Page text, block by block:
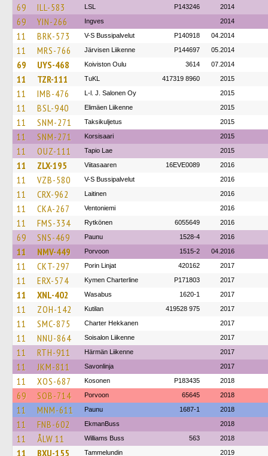
69 ILL-583 LSL P143246 2014
69 YIN-266 Ingves 2014
11 BRK-573 V-S Bussipalvelut P140918 04.2014
11 MRS-766 Järvisen Liikenne P144697 05.2014
69 UYS-468 Koiviston Oulu 3614 07.2014
11 TZR-111 TuKL 417319 8960 2015
11 IMB-476 L-l. J. Salonen Oy 2015
11 BSL-940 Elimäen Liikenne 2015
11 SNM-271 Taksikuljetus 2015
11 SNM-271 Korsisaari 2015
11 OUZ-111 Tapio Lae 2015
11 ZLX-195 Viitasaaren 16EVE0089 2016
11 VZB-580 V-S Bussipalvelut 2016
11 CRX-962 Laitinen 2016
11 CKA-267 Ventoniemi 2016
11 FMS-334 Rytkönen 6055649 2016
69 SNS-469 Paunu 1528-4 2016
11 NMV-449 Porvoon 1515-2 04.2016
11 CKT-297 Porin Linjat 420162 2017
11 ERX-574 Kymen Charterline P171803 2017
11 XNL-402 Wasabus 1620-1 2017
11 ZOH-142 Kutilan 419528 975 2017
11 SMC-875 Charter Hekkanen 2017
11 NNU-864 Soisalon Liikenne 2017
11 RTH-911 Härmän Liikenne 2017
11 JKM-811 Savonlinja 2017
11 XOS-687 Kosonen P183435 2018
69 SOB-714 Porvoon 65645 2018
11 MNM-611 Paunu 1687-1 2018
11 FNB-602 EkmanBuss 2018
11 ÅLW 11 Williams Buss 563 2018
11 BXU-155 Tammelundin 2019